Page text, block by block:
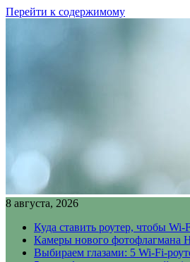
Перейти к содержимому
8 августа, 2026
Куда ставить роутер, чтобы Wi-
Камеры нового фотофлагмана
Выбираем глазами: 5 Wi-Fi-